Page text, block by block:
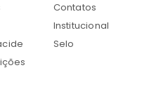
Contatos
Institucional
Selo